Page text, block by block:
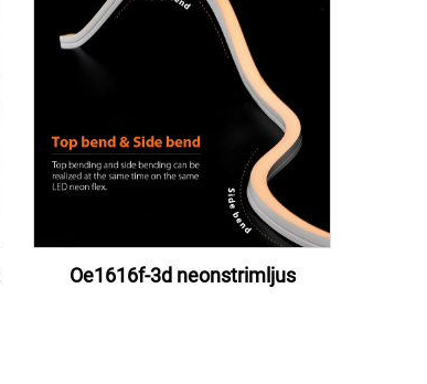
Oe1616f-3d neonstrimljus